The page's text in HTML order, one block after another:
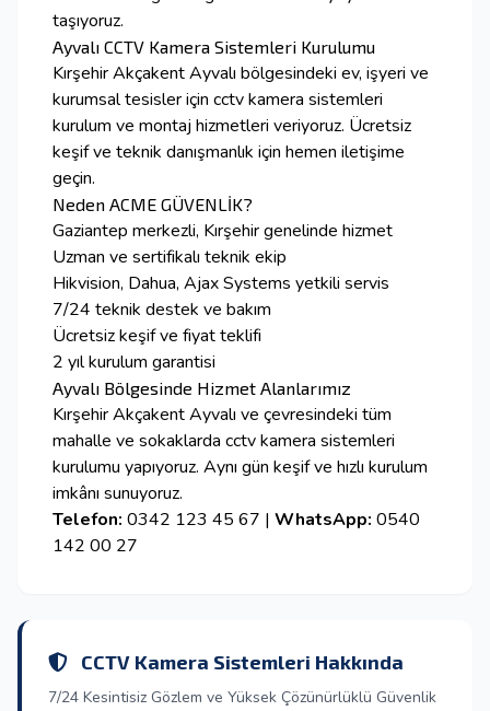
taşıyoruz.
Ayvalı CCTV Kamera Sistemleri Kurulumu
Kırşehir Akçakent Ayvalı bölgesindeki ev, işyeri ve
kurumsal tesisler için cctv kamera sistemleri
kurulum ve montaj hizmetleri veriyoruz. Ücretsiz
keşif ve teknik danışmanlık için hemen iletişime
geçin.
Neden ACME GÜVENLİK?
Gaziantep merkezli, Kırşehir genelinde hizmet
Uzman ve sertifikalı teknik ekip
Hikvision, Dahua, Ajax Systems yetkili servis
7/24 teknik destek ve bakım
Ücretsiz keşif ve fiyat teklifi
2 yıl kurulum garantisi
Ayvalı Bölgesinde Hizmet Alanlarımız
Kırşehir Akçakent Ayvalı ve çevresindeki tüm
mahalle ve sokaklarda cctv kamera sistemleri
kurulumu yapıyoruz. Aynı gün keşif ve hızlı kurulum
imkânı sunuyoruz.
Telefon: 0342 123 45 67 | WhatsApp: 0540
142 00 27
CCTV Kamera Sistemleri Hakkında
7/24 Kesintisiz Gözlem ve Yüksek Çözünürlüklü Güvenlik